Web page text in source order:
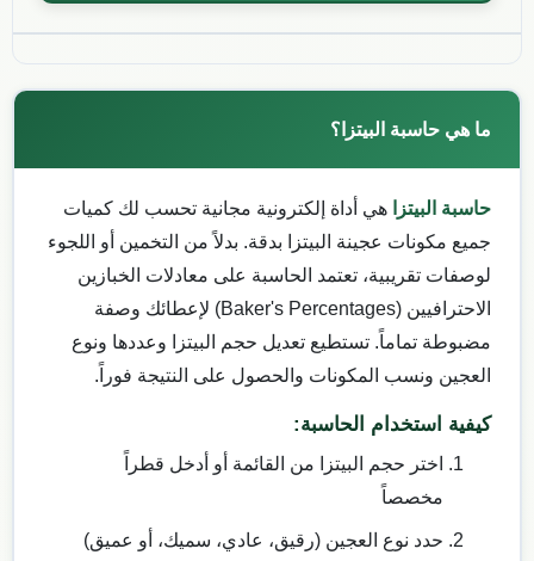
ما هي حاسبة البيتزا؟
حاسبة البيتزا
هي أداة إلكترونية مجانية تحسب لك كميات
جميع مكونات عجينة البيتزا بدقة. بدلاً من التخمين أو اللجوء
لوصفات تقريبية، تعتمد الحاسبة على معادلات الخبازين
الاحترافيين (Baker's Percentages) لإعطائك وصفة
مضبوطة تماماً. تستطيع تعديل حجم البيتزا وعددها ونوع
العجين ونسب المكونات والحصول على النتيجة فوراً.
كيفية استخدام الحاسبة:
اختر حجم البيتزا من القائمة أو أدخل قطراً
مخصصاً
حدد نوع العجين (رقيق، عادي، سميك، أو عميق)